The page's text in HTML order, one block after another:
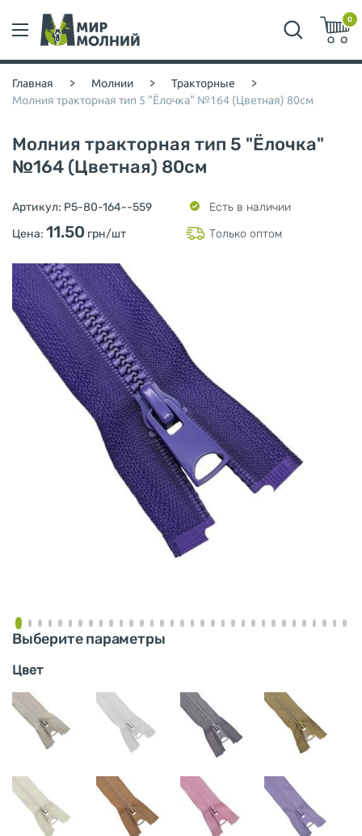
0
Главная > Молнии > Тракторные >
Молния тракторная тип 5 "Ёлочка" №164 (Цветная) 80см
Молния тракторная тип 5 "Ёлочка"
№164 (Цветная) 80см
Артикул: P5-80-164--559
Есть в наличии
Цена: 11.50 грн/шт Только оптом
Выберите параметры
Цвет